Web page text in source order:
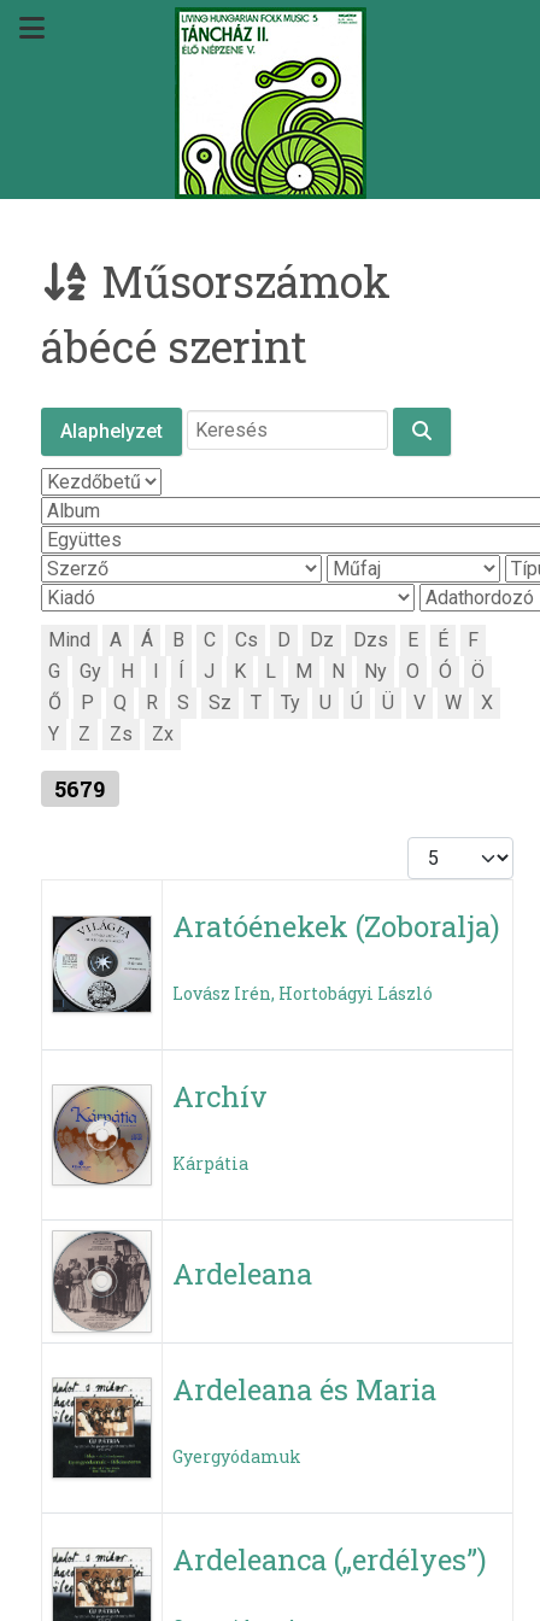
Műsorszámok
ábécé szerint
Alaphelyzet
Mind A Á B C Cs D Dz Dzs E É
F
G
Gy H J K L M N Ny O Ó
Ö
Ő
P Q R S Sz T Ty U Ú Ü V W
X
Y
Z Zs Zx
5679
Tételek #
Aratóénekek (Zoboralja)
Lovász Irén, Hortobágyi László
Archív
Kárpátia
Ardeleana
Ardeleana és Maria
Gyergyódamuk
Ardeleanca („erdélyes”)